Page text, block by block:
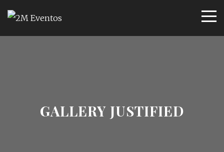
GALLERY JUSTIFIED